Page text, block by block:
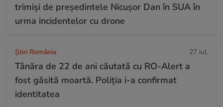
trimiși de președintele Nicușor Dan în SUA în
urma incidentelor cu drone
Știri România 27 iul.
Tânăra de 22 de ani căutată cu RO-Alert a
fost găsită moartă. Poliția i-a confirmat
identitatea